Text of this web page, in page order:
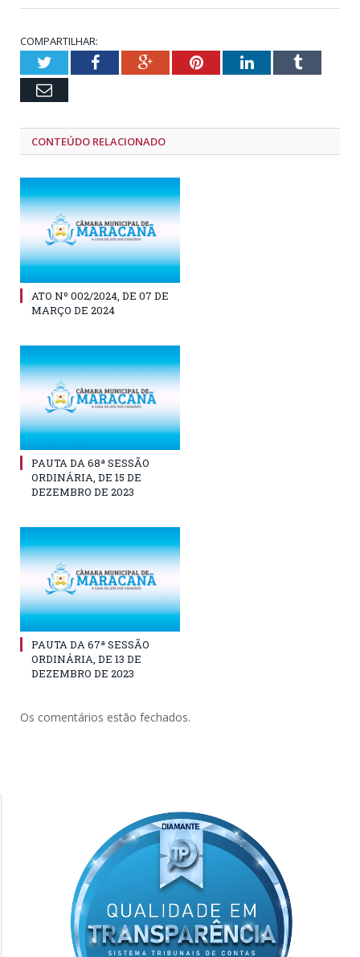
COMPARTILHAR:
TwitterFacebookGoogle+PinterestLinkedInTumblr
Email
CONTEÚDO RELACIONADO
ATO Nº 002/2024, DE 07 DE
MARÇO DE 2024
PAUTA DA 68ª SESSÃO
ORDINÁRIA, DE 15 DE
DEZEMBRO DE 2023
PAUTA DA 67ª SESSÃO
ORDINÁRIA, DE 13 DE
DEZEMBRO DE 2023
Os comentários estão fechados.